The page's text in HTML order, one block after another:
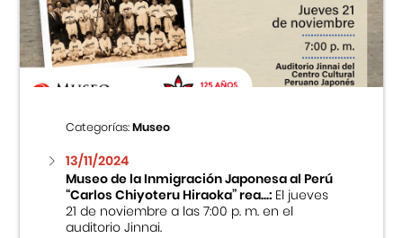
Centro Cultural Peruano Japonés
Cursos
Museo de la Inmigración Japonesa
Fondo Editorial
Teatro Peruano Japonés
Categorías:Museo
13/11/2024
Museo de la Inmigración Japonesa al Perú
“Carlos Chiyoteru Hiraoka” rea...:El jueves
21 de noviembre a las 7:00 p. m. en el
auditorio Jinnai.